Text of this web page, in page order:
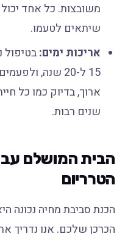
משובצות. כל אחד
שיתאים לטעמו.
אריכות ימים:בטיפול
15 ל-20 שנה,
ארוך, בדיוק כמו כל
שנים רבות.
הבית המושלם
הטרריום
הכנת סביבת מחיה נכונה
הכרכן שלכם. אנו נדריך